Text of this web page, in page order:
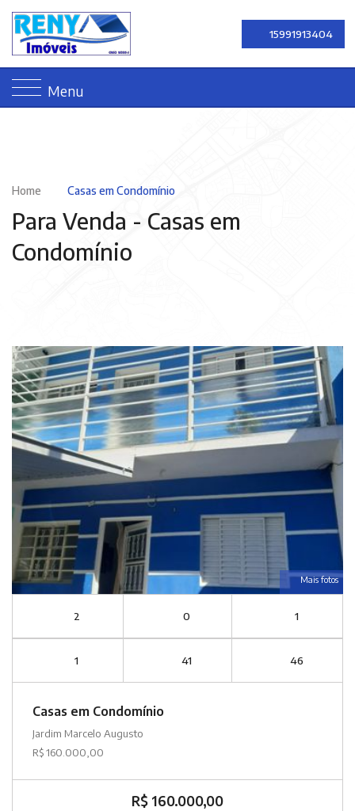
15991913404
Menu
Home Casas em Condomínio
Para Venda - Casas em
Condomínio
Mais fotos
2 0 1
1 41 46
Casas em Condomínio
Jardim Marcelo Augusto
R$ 160.000,00
R$ 160.000,00